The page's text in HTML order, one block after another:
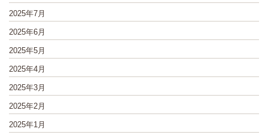
2025年7月
2025年6月
2025年5月
2025年4月
2025年3月
2025年2月
2025年1月